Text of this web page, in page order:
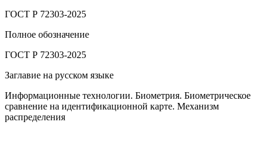
ГОСТ Р 72303-2025
Полное обозначение
ГОСТ Р 72303-2025
Заглавие на русском языке
Информационные технологии. Биометрия. Биометрическое
сравнение на идентификационной карте. Механизм
распределения